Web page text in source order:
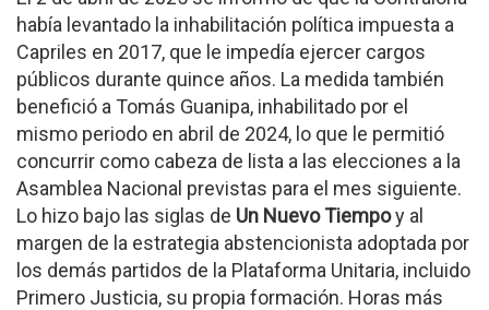
había levantado la inhabilitación política impuesta a
Capriles en 2017, que le impedía ejercer cargos
públicos durante quince años. La medida también
benefició a Tomás Guanipa, inhabilitado por el
mismo periodo en abril de 2024, lo que le permitió
concurrir como cabeza de lista a las elecciones a la
Asamblea Nacional previstas para el mes siguiente.
Lo hizo bajo las siglas de Un Nuevo Tiempoy al
margen de la estrategia abstencionista adoptada por
los demás partidos de la Plataforma Unitaria, incluido
Primero Justicia, su propia formación. Horas más